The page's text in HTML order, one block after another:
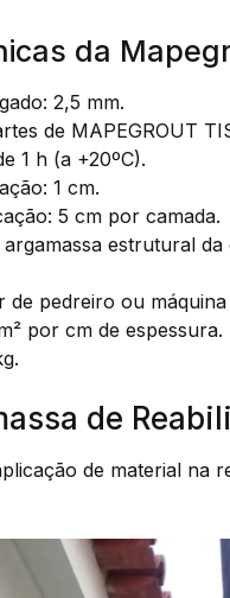
da
2,5 mm.
de MAPEGROUT
1 h (a +20ºC).
1 cm.
5 cm por camada.
estrutural da
de pedreiro ou
por cm de espessura.
de
de material na